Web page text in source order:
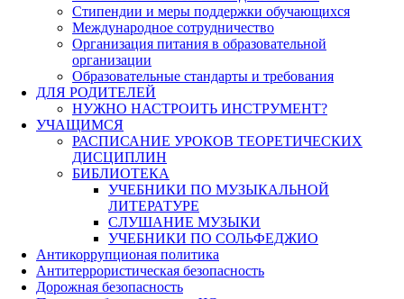
Стипендии и меры поддержки обучающихся
Международное сотрудничество
Организация питания в образовательной
организации
Образовательные стандарты и требования
ДЛЯ РОДИТЕЛЕЙ
НУЖНО НАСТРОИТЬ ИНСТРУМЕНТ?
УЧАЩИМСЯ
РАСПИСАНИЕ УРОКОВ ТЕОРЕТИЧЕСКИХ
ДИСЦИПЛИН
БИБЛИОТЕКА
УЧЕБНИКИ ПО МУЗЫКАЛЬНОЙ
ЛИТЕРАТУРЕ
СЛУШАНИЕ МУЗЫКИ
УЧЕБНИКИ ПО СОЛЬФЕДЖИО
Антикоррупционая политика
Антитеррористическая безопасность
Дорожная безопасность